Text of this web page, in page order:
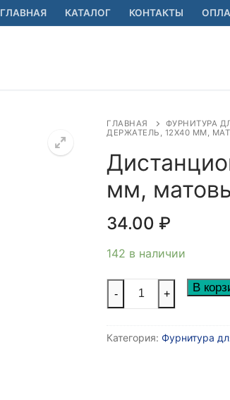
ГЛАВНАЯ КАТАЛОГ КОНТАКТЫ
ГЛАВНАЯ ФУРНИТУРА
ДЕРЖАТЕЛЬ, 12Х40 ММ,
мм,
34.00 ₽
142 в наличии
Количество
товара
держатель,
- + В
Категория: Фурнитура